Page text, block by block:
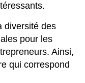
diversité des
pour les
Ainsi,
qui correspond